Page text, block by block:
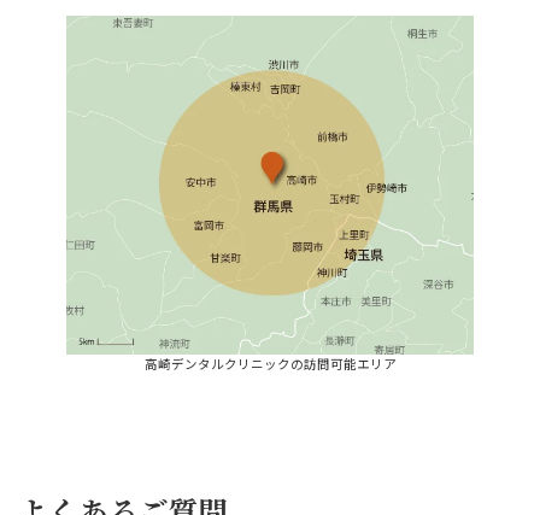
高崎デンタルクリニックの訪問可能エリア